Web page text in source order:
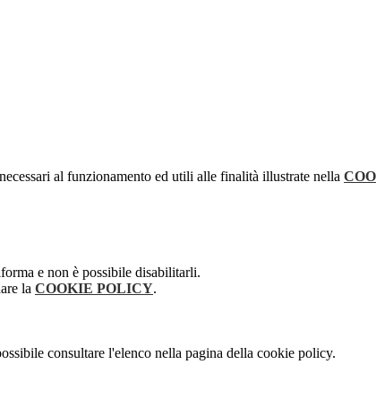
al funzionamento ed utili alle finalità illustrate nella
e non è possibile disabilitarli.
la COOKIE POLICY.
consultare l'elenco nella pagina della cookie policy.